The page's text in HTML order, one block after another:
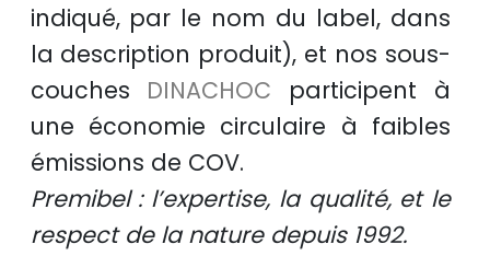
indiqué, par le nom du label, dans
la description produit), et nos sous-
couches DINACHOC participent à
une économie circulaire à faibles
émissions de COV.
Premibel : l’expertise, la qualité, et le
respect de la nature depuis 1992.